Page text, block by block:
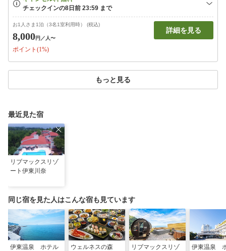
お1人さま1泊（3名1室利用時） (税込)
8,000円 ／人〜
ポイント(1%)
詳細を見る
もっと見る
最近見た宿
リブマックスリゾ
ート伊東川奈
同じ宿を見た人はこんな宿も見ています
伊東温泉 ホテル
ウェルネスの森
リブマックスリゾ
伊東温泉